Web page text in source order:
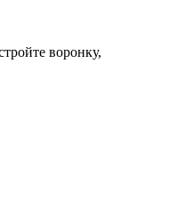
воронку,